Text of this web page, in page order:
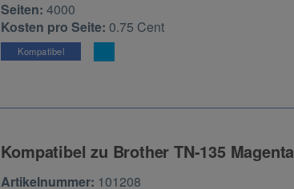
Seiten:4000
Kosten pro Seite: 0.75 Cent
Kompatibel
Kompatibel zu Brother TN-135
Zur Artikelbewertung
Artikelnummer: 101208